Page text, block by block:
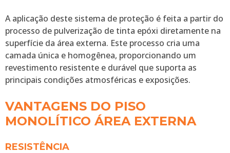
A aplicação deste sistema de proteção é feita a partir do
processo de pulverização de tinta epóxi diretamente na
superfície da área externa. Este processo cria uma
camada única e homogênea, proporcionando um
revestimento resistente e durável que suporta as
principais condições atmosféricas e exposições.
VANTAGENS DO PISO
MONOLÍTICO ÁREA EXTERNA
RESISTÊNCIA